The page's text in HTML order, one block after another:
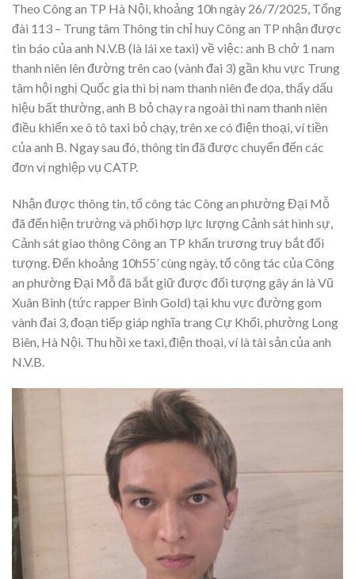
Theo Công an TP Hà Nội, khoảng 10h ngày 26/7/2025, Tổng
đài 113 – Trung tâm Thông tin chỉ huy Công an TP nhận được
tin báo của anh N.V.B (là lái xe taxi) về việc: anh B chở 1 nam
thanh niên lên đường trên cao (vành đai 3) gần khu vực Trung
tâm hội nghị Quốc gia thì bị nam thanh niên đe dọa, thấy dấu
hiệu bất thường, anh B bỏ chạy ra ngoài thì nam thanh niên
điều khiển xe ô tô taxi bỏ chạy, trên xe có điện thoại, ví tiền
của anh B. Ngay sau đó, thông tin đã được chuyển đến các
đơn vị nghiệp vụ CATP.
Nhận được thông tin, tổ công tác Công an phường Đại Mỗ
đã đến hiện trường và phối hợp lực lượng Cảnh sát hình sự,
Cảnh sát giao thông Công an TP khẩn trương truy bắt đối
tượng. Đến khoảng 10h55’ cùng ngày, tổ công tác của Công
an phường Đại Mỗ đã bắt giữ được đối tượng gây án là Vũ
Xuân Bình (tức rapper Bình Gold) tại khu vực đường gom
vành đai 3, đoạn tiếp giáp nghĩa trang Cự Khối, phường Long
Biên, Hà Nội. Thu hồi xe taxi, điện thoại, ví là tài sản của anh
N.V.B.